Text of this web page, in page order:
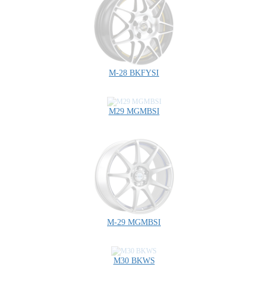
M-28 BKFYSI
M29 MGMBSI
M-29 MGMBSI
M30 BKWS